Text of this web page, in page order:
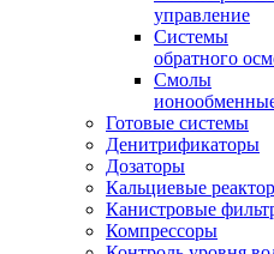
управление
Системы
обратного
Смолы
Готовые системы
Денитрификаторы
Дозаторы
Кальциевые
Канистровые
Компрессоры